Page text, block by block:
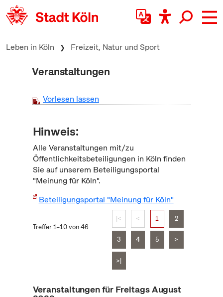
zum Inhalt springen
Leben in Köln Freizeit, Natur und Sport
Veranstaltungen
Vorlesen lassen
Hinweis:
Alle Veranstaltungen mit/zu
Öffentlichkeitsbeteiligungen in Köln finden
Sie auf unserem Beteiligungsportal
"Meinung für Köln".
Beteiligungsportal "Meinung für Köln"
Treffer 1–10 von 46
|< < 1 2
3 4 5 >
>|
Veranstaltungen für Freitags August